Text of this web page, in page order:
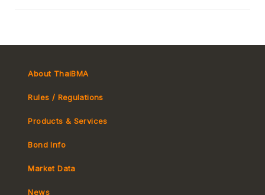
About ThaiBMA
Rules / Regulations
Tax
Products & Services
Bond Info
Market Data
Yield Curve
News